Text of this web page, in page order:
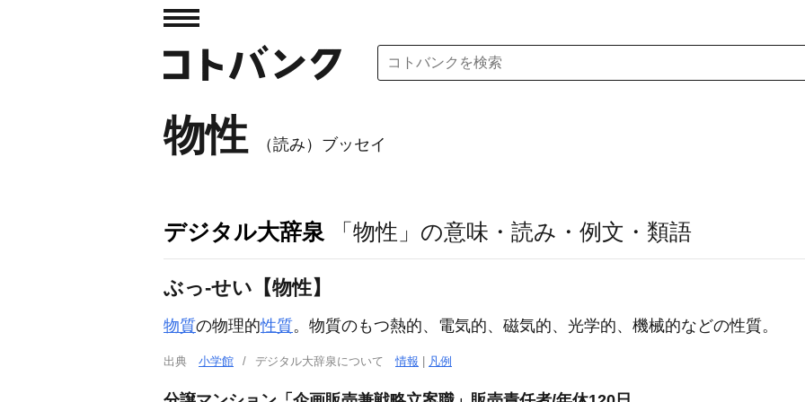
物性 （読み）ブッセイ
デジタル大辞泉 「物性」の意味・読み・例文・類語
ぶっ‐せい【物性】
物質の物理的性質。物質のもつ熱的、電気的、磁気的、光学的、機械的などの性質。
出典 小学館 デジタル大辞泉について情報 凡例